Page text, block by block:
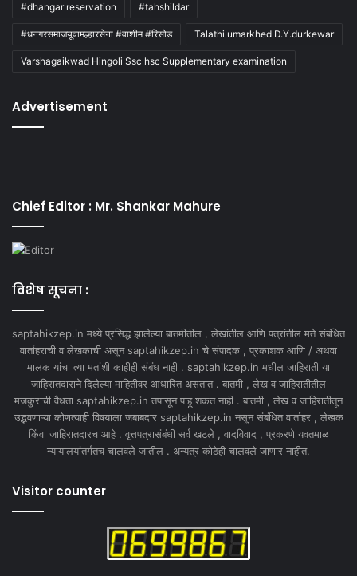
#dhangar reservation #tahshildar
#धनगरसमाजयूवामल्हारसेना #वाशीम #रिसोड Talathi umarkhed D.Y.durkewar
Varshagaikwad Hingoli Ssc hsc Supplementary examination
Advertisement
Chief Editor : Mr. Shankar Mahure
विशेष सूचना :
saptahikzep.in मध्ये प्रसिद्ध झालेल्या बातमीतील , लेखांतील आणि पत्रांतील मते संबंधित
वार्ताहराची व लेखकाची असून saptahikzep.in चे संपादक , प्रकाशक आणि / अथवा
मालक यांचा त्या मतांशी काहीही संबंध नाही . saptahikzep.in मधील जाहिराती या
जाहिरातदाराने दिलेल्या माहितीवर आधारित असतात . बातमी , लेख व जाहिरातीतील
मजकुराची वैधता saptahikzep.in तपासून पाहू शकत नाही . बातमी , लेख व जाहिरातीतून
उद्भवणाऱ्या कोणत्याही विषयाला जबाबदार saptahikzep.in नसून संबंधित वार्ताहर , लेखक
किंवा जाहिरातदारच आहे . वृत्तपत्रासंबंधी सर्व खटले , वादविवाद , प्रकरणे यवतमाळ
न्यायालयांतर्गतच चालवले जातील . अन्यत्र कोठेही चालवले जाणार नाहीत.
Visitor counter